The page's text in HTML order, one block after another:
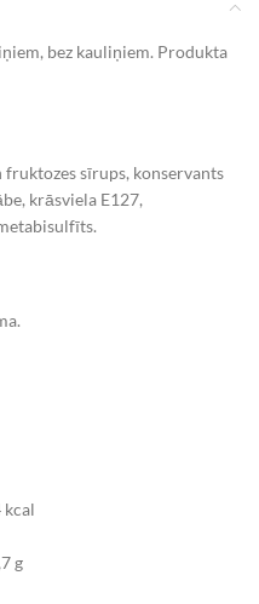
bez kauliņiem. Produkta
fruktozes sīrups, konservants
krāsviela E127,
kcal
g